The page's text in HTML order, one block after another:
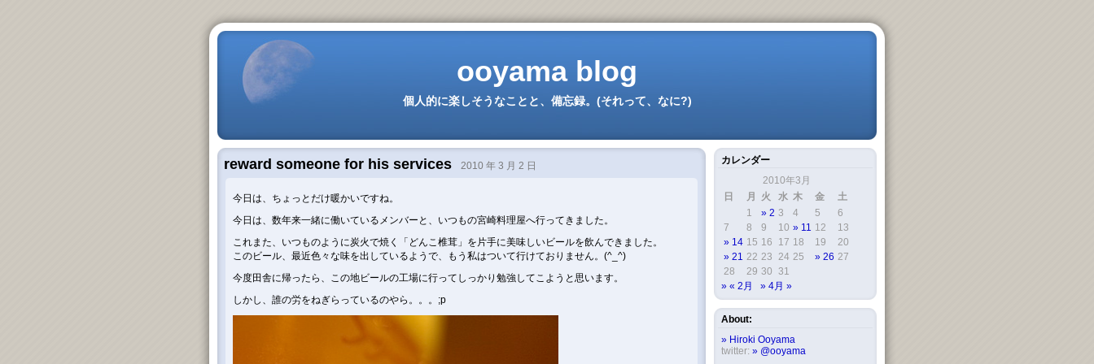
ooyama blog
個人的に楽しそうなことと、備忘録。(それって、なに?)
reward someone for his services 2010 年 3 月 2 日
今日は、ちょっとだけ暖かいですね。
今日は、数年来一緒に働いているメンバーと、いつもの宮崎料理屋へ行ってきました。
これまた、いつものように炭火で焼く「どんこ椎茸」を片手に美味しいビールを飲んできました。
このビール、最近色々な味を出しているようで、もう私はついて行けておりません。(^_^)
今度田舎に帰ったら、この地ビールの工場に行ってしっかり勉強してこようと思います。
しかし、誰の労をねぎらっているのやら。。。;p
カレンダー
2010年3月
日
月 火 水 木 金
土
1
2 3 4 5
6
7
8 9 10 11 12
13
14 15 16 17 18 19
20
21 22 23 24 25 26 27
28
29 30 31
« 2月
4月 »
About:
Hiroki Ooyama
twitter:
@ooyama